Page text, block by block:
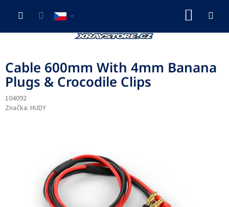
Cable 600mm With 4mm Banana
Plugs & Crocodile Clips
104092
Značka: HUDY